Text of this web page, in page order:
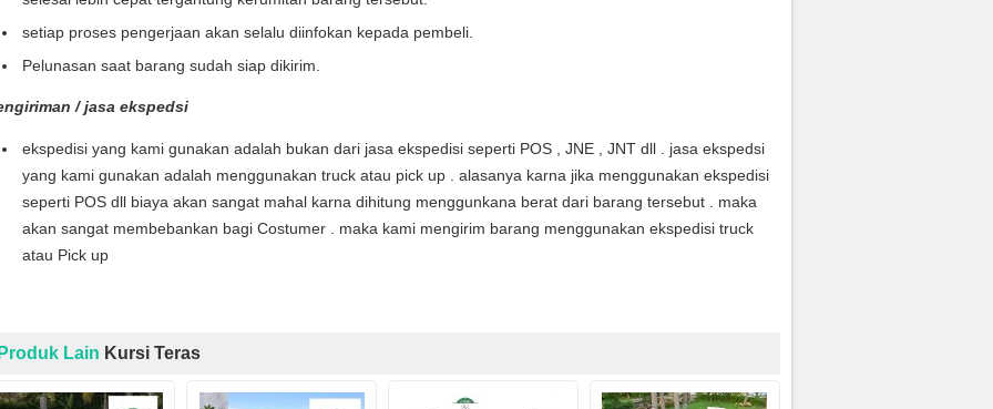
setiap proses pengerjaan akan selalu diinfokan kepada pembeli.
Pelunasan saat barang sudah siap dikirim.
/ jasa ekspedsi
ekspedisi yang kami gunakan adalah bukan dari jasa ekspedisi seperti POS , JNE , JNT dll . jasa ekspedsi
yang kami gunakan adalah menggunakan truck atau pick up . alasanya karna jika menggunakan ekspedisi
seperti POS dll biaya akan sangat mahal karna dihitung menggunkana berat dari barang tersebut . maka
akan sangat membebankan bagi Costumer . maka kami mengirim barang menggunakan ekspedisi truck
atau Pick up
Lain Kursi Teras